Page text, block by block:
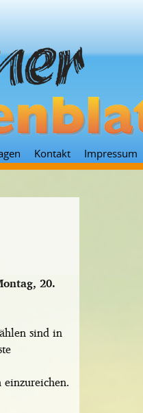
Kontakt Impressum
20.
sind in